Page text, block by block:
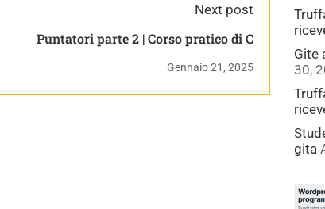
Next post
Puntatori parte 2 | Corso pratico di C
Gennaio 21, 2025
Gite
30,
gita